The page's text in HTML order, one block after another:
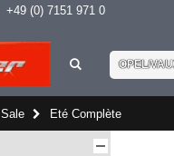
+49 (0) 7151 971 0
OPEL/
Sale Eté Complète